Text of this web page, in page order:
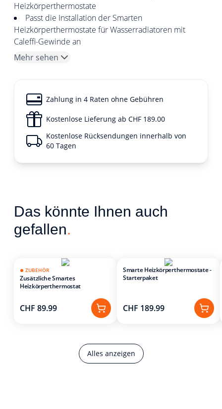
Heizkörperthermostate
Passt die Installation der Smarten
Heizkörperthermostate für Wasserradiatoren mit
Caleffi-Gewinde an
Mehr sehen
Zahlung in 4 Raten ohne Gebühren
Kostenlose Lieferung ab CHF 189.00
Kostenlose Rücksendungen innerhalb von
60 Tagen
Das könnte Ihnen auch
gefallen.
Alles anzeigen
ZUBEHÖR
Zusätzliche Smartes
Heizkörperthermostat
CHF 89.99
Smarte Heizkörperthermostate -
Starterpaket
CHF 189.99